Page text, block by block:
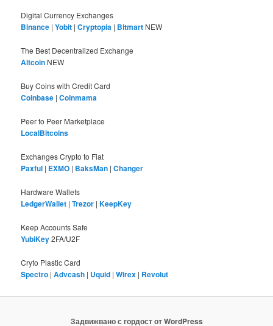
Digital Currency Exchanges
Binance |Yobit |Cryptopia | Bitmart NEW
The Best Decentralized Exchange
Altcoin NEW
Buy Coins with Credit Card
Coinbase |Coinmama
Peer to Peer Marketplace
LocalBitcoins
Exchanges Crypto to Fiat
Paxful | EXMO | BaksMan |Changer
Hardware Wallets
LedgerWallet |Trezor |KeepKey
Keep Accounts Safe
YubiKey2FA/U2F
Cryto Plastic Card
Spectro |Advcash | Uquid |Wirex | Revolut
Задвижвано с гордост от WordPress